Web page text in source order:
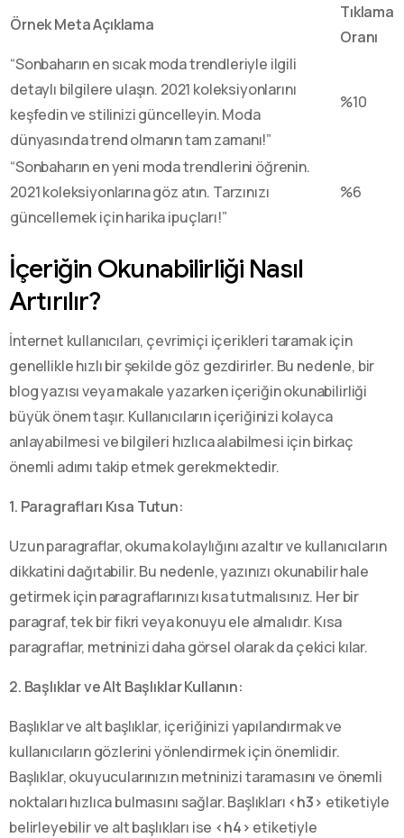
Örnek Meta Açıklama
Tıklama
Oranı
“Sonbaharın en sıcak moda trendleriyle ilgili
detaylı bilgilere ulaşın. 2021 koleksiyonlarını
keşfedin ve stilinizi güncelleyin. Moda
dünyasında trend olmanın tam zamanı!”
%10
“Sonbaharın en yeni moda trendlerini öğrenin.
2021 koleksiyonlarına göz atın. Tarzınızı
güncellemek için harika ipuçları!”
%6
İçeriğin Okunabilirliği Nasıl
Artırılır?
İnternet kullanıcıları, çevrimiçi içerikleri taramak için
genellikle hızlı bir şekilde göz gezdirirler. Bu nedenle, bir
blog yazısı veya makale yazarken içeriğin okunabilirliği
büyük önem taşır. Kullanıcıların içeriğinizi kolayca
anlayabilmesi ve bilgileri hızlıca alabilmesi için birkaç
önemli adımı takip etmek gerekmektedir.
1. Paragrafları Kısa Tutun:
Uzun paragraflar, okuma kolaylığını azaltır ve kullanıcıların
dikkatini dağıtabilir. Bu nedenle, yazınızı okunabilir hale
getirmek için paragraflarınızı kısa tutmalısınız. Her bir
paragraf, tek bir fikri veya konuyu ele almalıdır. Kısa
paragraflar, metninizi daha görsel olarak da çekici kılar.
2. Başlıklar ve Alt Başlıklar Kullanın:
Başlıklar ve alt başlıklar, içeriğinizi yapılandırmak ve
kullanıcıların gözlerini yönlendirmek için önemlidir.
Başlıklar, okuyucularınızın metninizi taramasını ve önemli
noktaları hızlıca bulmasını sağlar. Başlıkları <h3> etiketiyle
belirleyebilir ve alt başlıkları ise <h4> etiketiyle